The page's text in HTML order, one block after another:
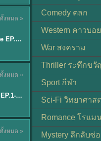
งหมด »
ปิ๊งรักคุณพี่เย็นชา (2026) Frozen Valentine EP.1-10 (จบ)
งหมด »
EP.6Like a Dragon Yakuza พากย์ไทย (2024) EP.1-6 (จบ)
งหมด »
Comedy ตลก
Western คาวบอ
War สงคราม
Thriller ระทึกขวั
Sport กีฬา
Sci-Fi วิทยาศาส
Romance โรแม
Mystery ลึกลับซ่